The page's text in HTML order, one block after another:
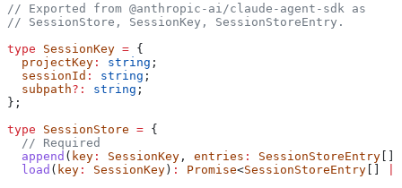
// Exported from @anthropic-ai/claude-agent-sdk as
// SessionStore, SessionKey, SessionStoreEntry.
type SessionKey = {
  projectKey
: string ;
  sessionId
: string ;
  subpath
?: string ;
};
type SessionStore = {
  // Required
  append
( key : SessionKey , entries : SessionStoreEntry
  load
( key : SessionKey ) : Promise<SessionStoreEntry